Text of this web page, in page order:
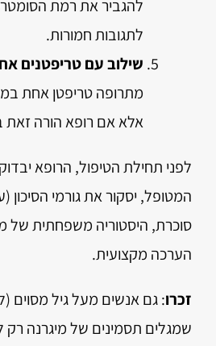
להגביר את רמת
לתגובות חמורות.
שילוב עם טריפטנים
מתרופה טריפטן אחת
אלא אם רופא הורה זאת
לפני תחילת הטיפול, הרופא
המטופל, יסקור את גורמי הסיכון
סוכרת, היסטוריה משפחתית של
הערכה מקצועית.
זכרו
שמגלים תסמינים של מיגרנה